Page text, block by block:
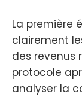
La première
clairement
des revenus
protocole
analyser la